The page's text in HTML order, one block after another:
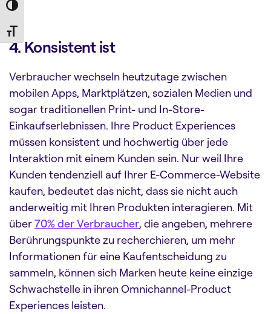
Toggle High Contrast
Toggle Font size
4.Konsistentist
Verbraucher wechseln heutzutage zwischen
mobilen Apps, Marktplätzen, sozialen Medien und
sogar traditionellen Print- und In-Store-
Einkaufserlebnissen. Ihre Product Experiences
müssen konsistent und hochwertig über jede
Interaktion mit einem Kunden sein. Nur weil Ihre
Kunden tendenziell auf Ihrer E-Commerce-Website
kaufen, bedeutet das nicht, dass sie nicht auch
anderweitig mit Ihren Produkten interagieren. Mit
über70% der Verbraucher, die angeben, mehrere
Berührungspunkte zu recherchieren, um mehr
Informationen für eine Kaufentscheidung zu
sammeln, können sich Marken heute keine einzige
Schwachstelle in ihren Omnichannel-Product
Experiences leisten.